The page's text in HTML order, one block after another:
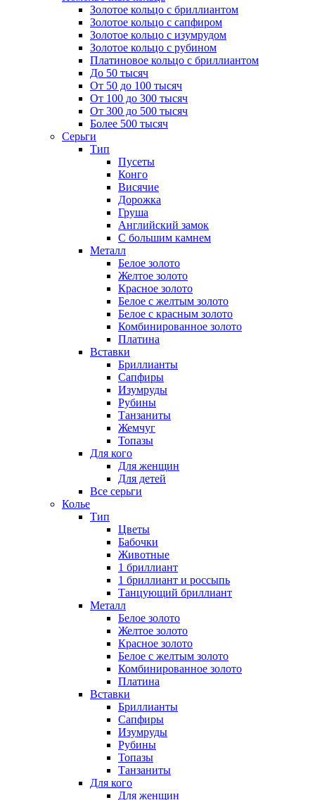
Золотое кольцо с бриллиантом
Золотое кольцо с сапфиром
Золотое кольцо с изумрудом
Золотое кольцо с рубином
Платиновое кольцо с бриллиантом
До 50 тысяч
От 50 до 100 тысяч
От 100 до 300 тысяч
От 300 до 500 тысяч
Более 500 тысяч
Серьги
Тип
Пусеты
Конго
Висячие
Дорожка
Груша
Английский замок
С большим камнем
Металл
Белое золото
Желтое золото
Красное золото
Белое с желтым золото
Белое с красным золото
Комбинированное золото
Платина
Вставки
Бриллианты
Сапфиры
Изумруды
Рубины
Танзаниты
Жемчуг
Топазы
Для кого
Для женщин
Для детей
Все серьги
Колье
Тип
Цветы
Бабочки
Животные
1 бриллиант
1 бриллиант и россыпь
Танцующий бриллиант
Металл
Белое золото
Желтое золото
Красное золото
Белое с желтым золото
Комбинированное золото
Платина
Вставки
Бриллианты
Сапфиры
Изумруды
Рубины
Топазы
Танзаниты
Для кого
Для женщин